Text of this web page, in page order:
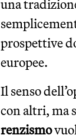
una
prospettive
europee.
Il senso
con altri, ma
renzismo